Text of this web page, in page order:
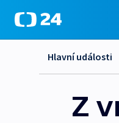
Hlavní události
Z